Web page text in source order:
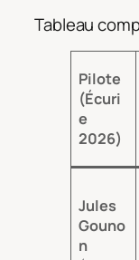
Tableau
Pilote
(Écuri
e
2026)
Jules
Gouno
n